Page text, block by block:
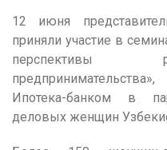
12 июня
приняли участие в
перспективы
Ипотека-банком в
деловых женщин